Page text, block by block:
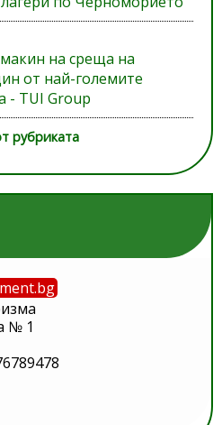
на среща на
от най-големите
- TUI Group
рубриката
№ 1